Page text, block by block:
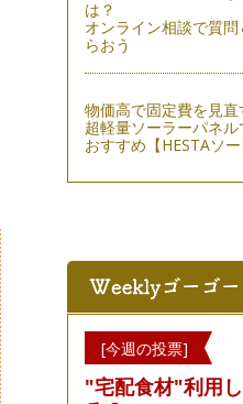
は？
オンライン相談で質
らおう
物価高で固定費を見直
超軽量ソーラーパネ
おすすめ【HESTAソー
[今週の投票]
"宅配食材"利用